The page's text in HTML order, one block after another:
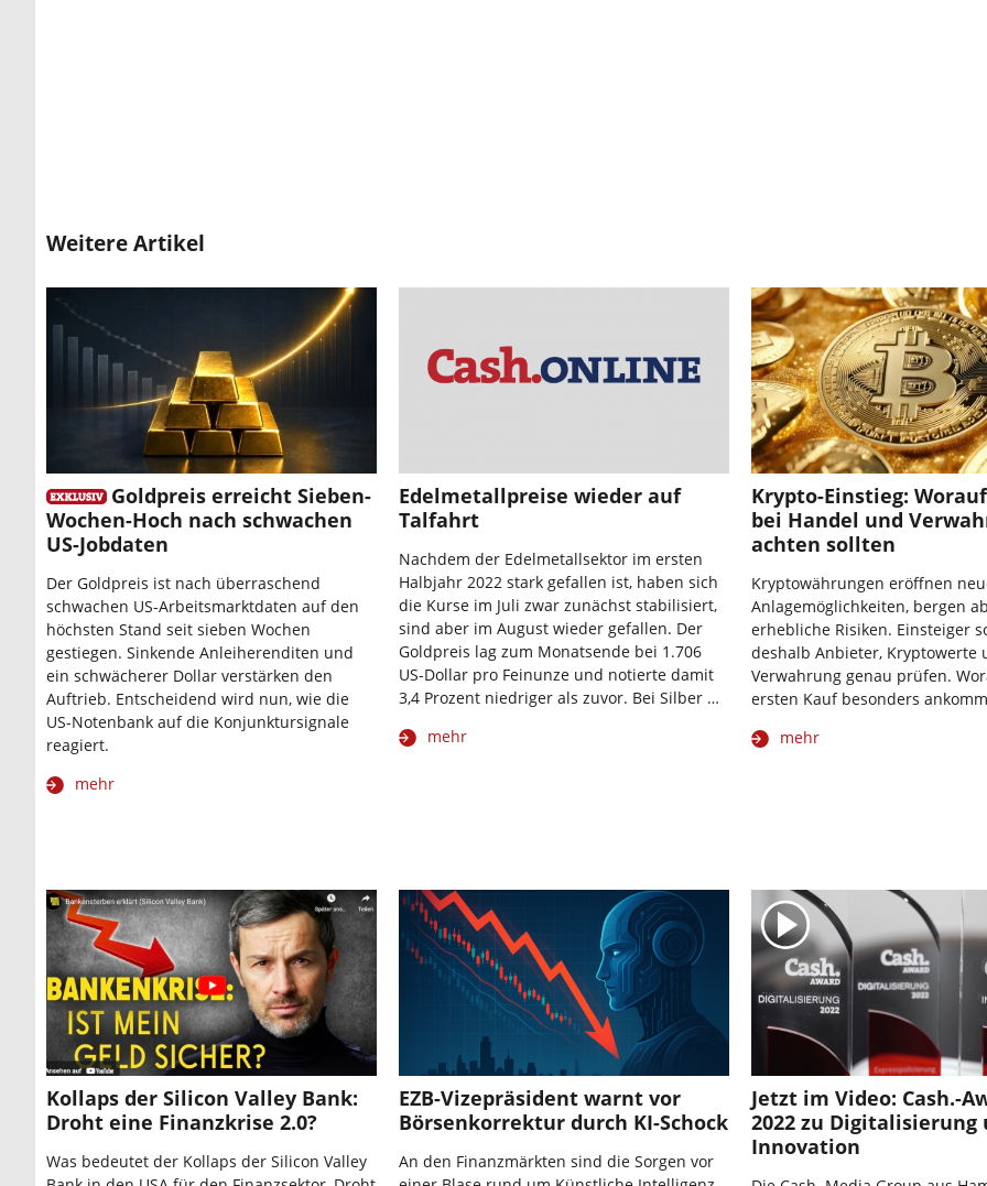
Weitere Artikel
Goldpreis erreicht Sieben-
Wochen-Hoch nach schwachen
US-Jobdaten
Der Goldpreis ist nach überraschend
schwachen US-Arbeitsmarktdaten auf den
höchsten Stand seit sieben Wochen
gestiegen. Sinkende Anleiherenditen und
ein schwächerer Dollar verstärken den
Auftrieb. Entscheidend wird nun, wie die
US-Notenbank auf die Konjunktursignale
reagiert.
mehr
Edelmetallpreise wieder auf
Talfahrt
Nachdem der Edelmetallsektor im ersten
Halbjahr 2022 stark gefallen ist, haben sich
die Kurse im Juli zwar zunächst stabilisiert,
sind aber im August wieder gefallen. Der
Goldpreis lag zum Monatsende bei 1.706
US-Dollar pro Feinunze und notierte damit
3,4 Prozent niedriger als zuvor. Bei Silber …
mehr
Krypto-Einstieg:
bei Handel und
achten sollten
Kryptowährungen eröffnen
Anlagemöglichkeiten, bergen
erhebliche Risiken. Einsteiger
deshalb Anbieter, Kryptowerte
Verwahrung genau prüfen.
ersten Kauf besonders
mehr
Kollaps der Silicon Valley Bank:
Droht eine Finanzkrise 2.0?
Was bedeutet der Kollaps der Silicon Valley
EZB-Vizepräsident warnt vor
Börsenkorrektur durch KI-Schock
An den Finanzmärkten sind die Sorgen vor
Jetzt im Video: Cash.-
2022 zu Digitalisierung
Innovation